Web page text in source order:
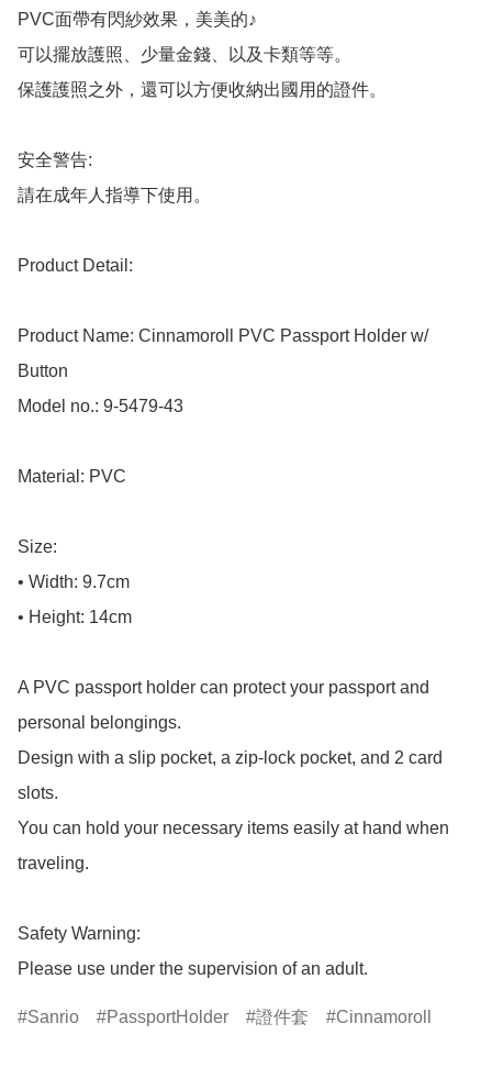
PVC面帶有閃紗效果，美美的♪
可以擺放護照、少量金錢、以及卡類等等。
保護護照之外，還可以方便收納出國用的證件。
安全警告:
請在成年人指導下使用。
Product Detail:
Product Name: Cinnamoroll PVC Passport Holder w/
Button
Model no.: 9-5479-43
Material: PVC
Size:
• Width: 9.7cm
• Height: 14cm
A PVC passport holder can protect your passport and
personal belongings.
Design with a slip pocket, a zip-lock pocket, and 2 card
slots.
You can hold your necessary items easily at hand when
traveling.
Safety Warning:
Please use under the supervision of an adult.
Sanrio PassportHolder 證件套 Cinnamoroll